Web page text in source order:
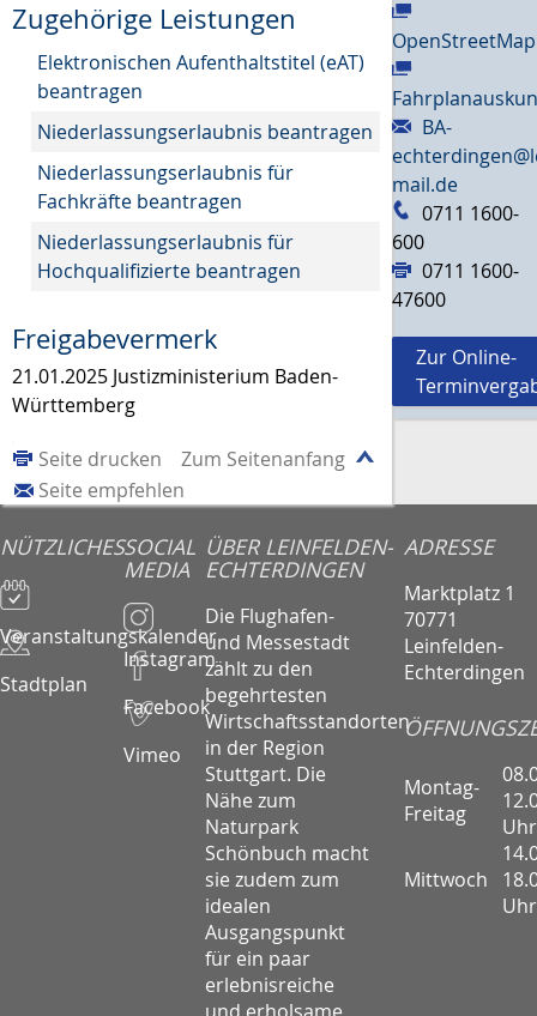
Zugehörige Leistungen
Elektronischen Aufenthaltstitel (eAT)
beantragen
Niederlassungserlaubnis beantragen
Niederlassungserlaubnis für
Fachkräfte beantragen
Niederlassungserlaubnis für
Hochqualifizierte beantragen
Freigabevermerk
21.01.2025 Justizministerium Baden-
Württemberg
Zum Seitenanfang
Seite drucken
Seite empfehlen
OpenStreetMap
BA-
mail.de
0711 1600-
600
0711 1600-
47600
Zur Online-
NÜTZLICHES
Veranstaltungskalender
Stadtplan
SOCIAL
MEDIA
Instagram
Facebook
Vimeo
ÜBER LEINFELDEN-
ECHTERDINGEN
Die Flughafen-
und Messestadt
zählt zu den
begehrtesten
Wirtschaftsstandorten
in der Region
Stuttgart. Die
Nähe zum
Naturpark
Schönbuch macht
sie zudem zum
idealen
Ausgangspunkt
für ein paar
erlebnisreiche
ADRESSE
Marktplatz 1
70771
Leinfelden-
Echterdingen
Montag-
Freitag
Uhr
Mittwoch
Uhr